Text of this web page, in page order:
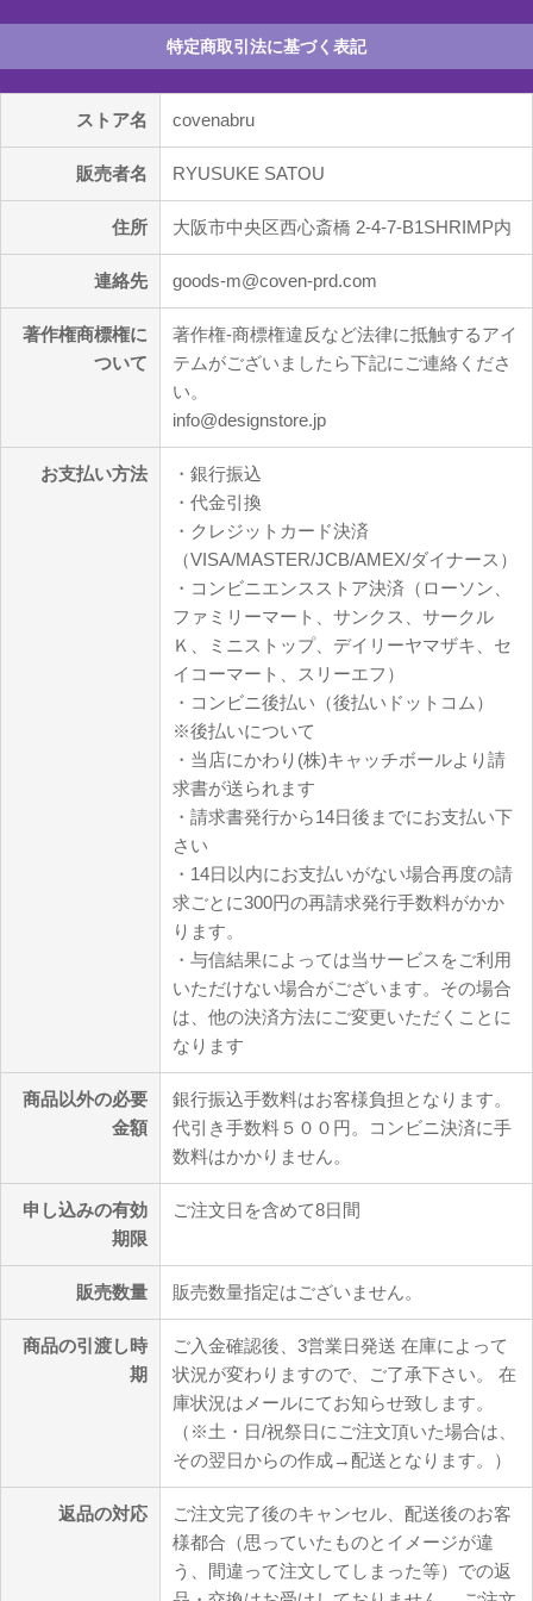
特定商取引法に基づく表記
ストア名 covenabru
販売者名 RYUSUKE SATOU
住所 大阪市中央区西心斎橋 2-4-7-B1SHRIMP内
連絡先 goods-m@coven-prd.com
著作権商標権に
ついて
著作権-商標権違反など法律に抵触するアイ
テムがございましたら下記にご連絡くださ
い。
info@designstore.jp
お支払い方法
・銀行振込
・代金引換
・クレジットカード決済
（VISA/MASTER/JCB/AMEX/ダイナース）
・コンビニエンスストア決済（ローソン、
ファミリーマート、サンクス、サークル
Ｋ、ミニストップ、デイリーヤマザキ、セ
イコーマート、スリーエフ）
・コンビニ後払い（後払いドットコム）
※後払いについて
・当店にかわり(株)キャッチボールより請
求書が送られます
・請求書発行から14日後までにお支払い下
さい
・14日以内にお支払いがない場合再度の請
求ごとに300円の再請求発行手数料がかか
ります。
・与信結果によっては当サービスをご利用
いただけない場合がございます。その場合
は、他の決済方法にご変更いただくことに
なります
商品以外の必要
金額
銀行振込手数料はお客様負担となります。
代引き手数料５００円。コンビニ決済に手
数料はかかりません。
申し込みの有効
期限
ご注文日を含めて8日間
販売数量 販売数量指定はございません。
商品の引渡し時
期
ご入金確認後、3営業日発送 在庫によって
状況が変わりますので、ご了承下さい。 在
庫状況はメールにてお知らせ致します。
（※土・日/祝祭日にご注文頂いた場合は、
その翌日からの作成→配送となります。）
返品の対応
ご注文完了後のキャンセル、配送後のお客
様都合（思っていたものとイメージが違
う、間違って注文してしまった等）での返